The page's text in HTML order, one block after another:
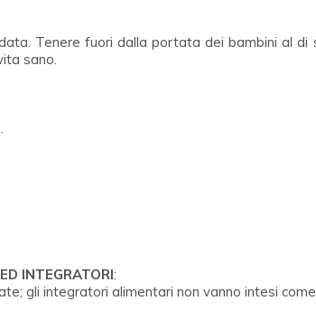
Tenere fuori dalla portata dei bambini al
sano.
INTEGRATORI:
gli integratori alimentari non vanno intesi